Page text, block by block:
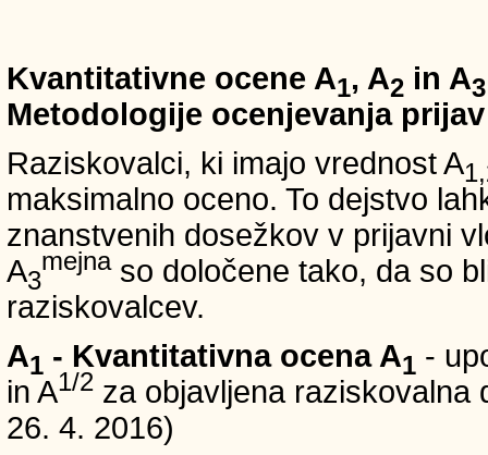
Kvantitativne ocene A1, A2 in A3
Metodologije ocenjevanja
Raziskovalci, ki imajo vrednost A
maksimalno oceno. To dejstvo
znanstvenih dosežkov v prijavni
A3
mejnaso določene tako, da so
raziskovalcev.
A1 - Kvantitativna ocena A1 -
in A1/2 za objavljena raziskovalna
26. 4. 2016)